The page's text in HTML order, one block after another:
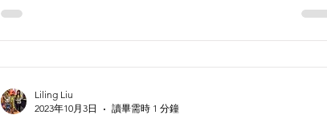
Liling Liu
2023年10月3日
讀畢需時 1 分鐘